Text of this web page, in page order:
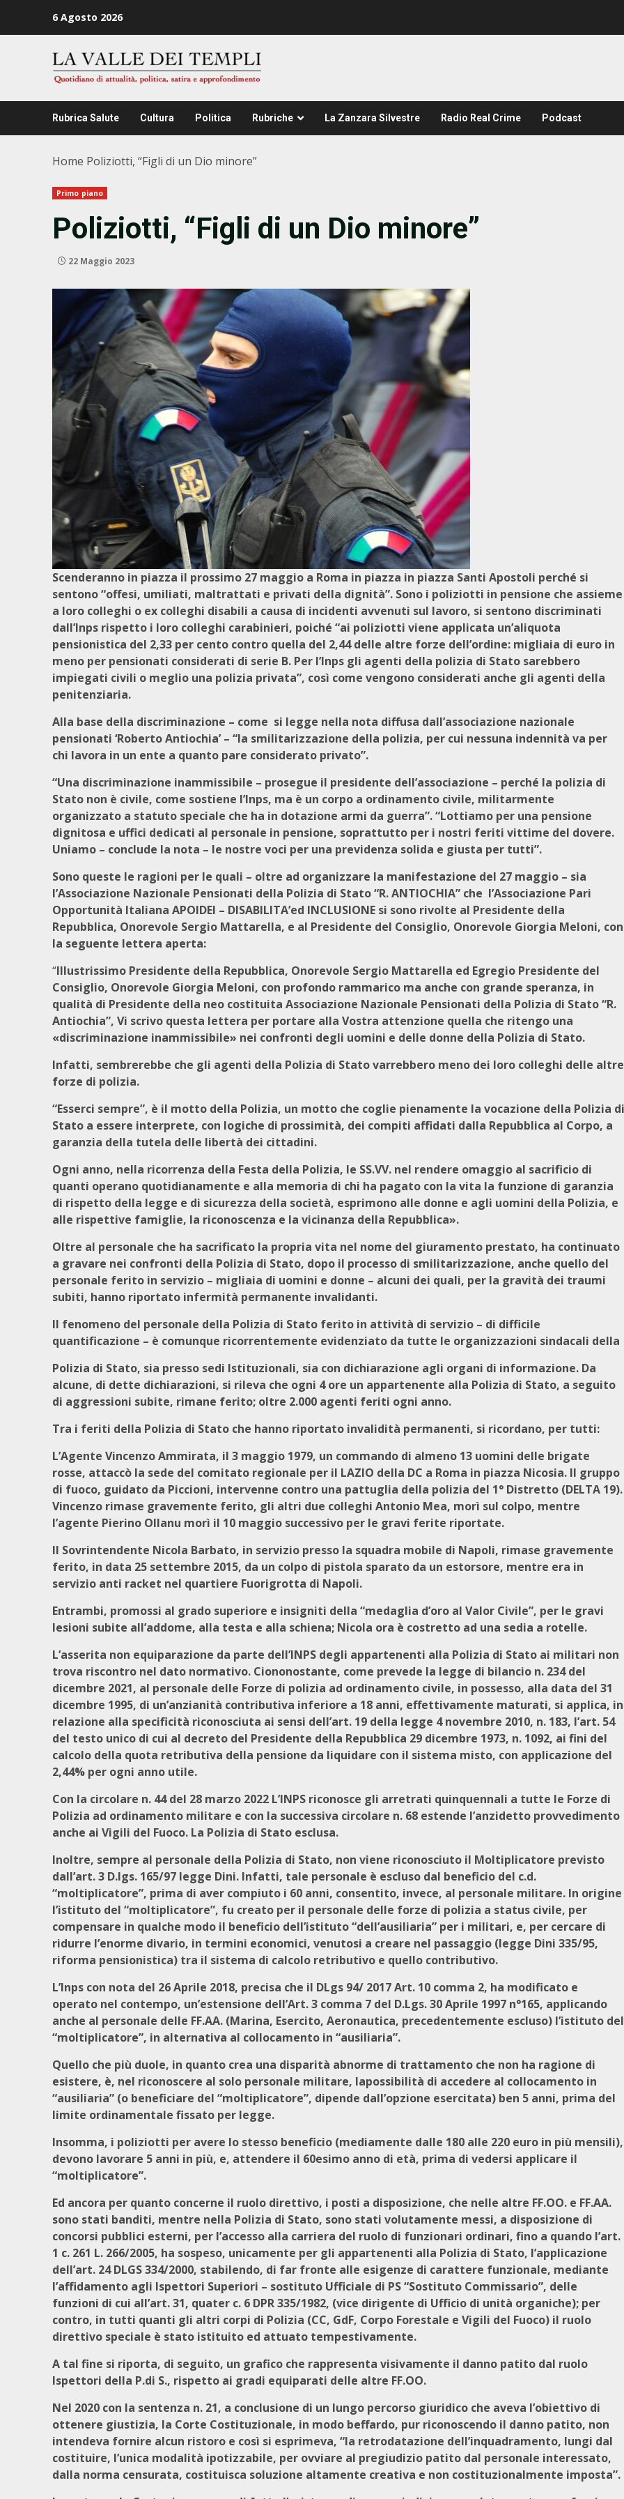
6 Agosto 2026
Rubrica Salute Cultura Politica Rubriche La Zanzara Silvestre Radio Real Crime Podcast
Home Poliziotti, “Figli di un Dio minore”
Primo piano
Poliziotti, “Figli di un Dio minore”
22 Maggio 2023
Scenderanno in piazza il prossimo 27 maggio a Roma in piazza in piazza Santi Apostoli perché si
sentono “offesi, umiliati, maltrattati e privati della dignità”. Sono i poliziotti in pensione che assieme
a loro colleghi o ex colleghi disabili a causa di incidenti avvenuti sul lavoro, si sentono discriminati
dall’Inps rispetto i loro colleghi carabinieri, poiché “ai poliziotti viene applicata un’aliquota
pensionistica del 2,33 per cento contro quella del 2,44 delle altre forze dell’ordine: migliaia di euro in
meno per pensionati considerati di serie B. Per l’Inps gli agenti della polizia di Stato sarebbero
impiegati civili o meglio una polizia privata”, così come vengono considerati anche gli agenti della
penitenziaria.
Alla base della discriminazione – come si legge nella nota diffusa dall’associazione nazionale
pensionati ‘Roberto Antiochia’ – “la smilitarizzazione della polizia, per cui nessuna indennità va per
chi lavora in un ente a quanto pare considerato privato”.
“Una discriminazione inammissibile – prosegue il presidente dell’associazione – perché la polizia di
Stato non è civile, come sostiene l’Inps, ma è un corpo a ordinamento civile, militarmente
organizzato a statuto speciale che ha in dotazione armi da guerra”. “Lottiamo per una pensione
dignitosa e uffici dedicati al personale in pensione, soprattutto per i nostri feriti vittime del dovere.
Uniamo – conclude la nota – le nostre voci per una previdenza solida e giusta per tutti”.
Sono queste le ragioni per le quali – oltre ad organizzare la manifestazione del 27 maggio – sia
l’Associazione Nazionale Pensionati della Polizia di Stato “R. ANTIOCHIA” che l’Associazione Pari
Opportunità Italiana APOIDEI – DISABILITA’ed INCLUSIONE si sono rivolte al Presidente della
Repubblica, Onorevole Sergio Mattarella, e al Presidente del Consiglio, Onorevole Giorgia Meloni, con
la seguente lettera aperta:
“Illustrissimo Presidente della Repubblica, Onorevole Sergio Mattarella ed Egregio Presidente del
Consiglio, Onorevole Giorgia Meloni, con profondo rammarico ma anche con grande speranza, in
qualità di Presidente della neo costituita Associazione Nazionale Pensionati della Polizia di Stato “R.
Antiochia”, Vi scrivo questa lettera per portare alla Vostra attenzione quella che ritengo una
«discriminazione inammissibile» nei confronti degli uomini e delle donne della Polizia di Stato.
Infatti, sembrerebbe che gli agenti della Polizia di Stato varrebbero meno dei loro colleghi delle altre
forze di polizia.
“Esserci sempre”, è il motto della Polizia, un motto che coglie pienamente la vocazione della Polizia di
Stato a essere interprete, con logiche di prossimità, dei compiti affidati dalla Repubblica al Corpo, a
garanzia della tutela delle libertà dei cittadini.
Ogni anno, nella ricorrenza della Festa della Polizia, le SS.VV. nel rendere omaggio al sacrificio di
quanti operano quotidianamente e alla memoria di chi ha pagato con la vita la funzione di garanzia
di rispetto della legge e di sicurezza della società, esprimono alle donne e agli uomini della Polizia, e
alle rispettive famiglie, la riconoscenza e la vicinanza della Repubblica».
Oltre al personale che ha sacrificato la propria vita nel nome del giuramento prestato, ha continuato
a gravare nei confronti della Polizia di Stato, dopo il processo di smilitarizzazione, anche quello del
personale ferito in servizio – migliaia di uomini e donne – alcuni dei quali, per la gravità dei traumi
subiti, hanno riportato infermità permanente invalidanti.
Il fenomeno del personale della Polizia di Stato ferito in attività di servizio – di difficile
quantificazione – è comunque ricorrentemente evidenziato da tutte le organizzazioni sindacali della
Polizia di Stato, sia presso sedi Istituzionali, sia con dichiarazione agli organi di informazione. Da
alcune, di dette dichiarazioni, si rileva che ogni 4 ore un appartenente alla Polizia di Stato, a seguito
di aggressioni subite, rimane ferito; oltre 2.000 agenti feriti ogni anno.
Tra i feriti della Polizia di Stato che hanno riportato invalidità permanenti, si ricordano, per tutti:
L’Agente Vincenzo Ammirata, il 3 maggio 1979, un commando di almeno 13 uomini delle brigate
rosse, attaccò la sede del comitato regionale per il LAZIO della DC a Roma in piazza Nicosia. Il gruppo
di fuoco, guidato da Piccioni, intervenne contro una pattuglia della polizia del 1° Distretto (DELTA 19).
Vincenzo rimase gravemente ferito, gli altri due colleghi Antonio Mea, morì sul colpo, mentre
l’agente Pierino Ollanu morì il 10 maggio successivo per le gravi ferite riportate.
Il Sovrintendente Nicola Barbato, in servizio presso la squadra mobile di Napoli, rimase gravemente
ferito, in data 25 settembre 2015, da un colpo di pistola sparato da un estorsore, mentre era in
servizio anti racket nel quartiere Fuorigrotta di Napoli.
Entrambi, promossi al grado superiore e insigniti della “medaglia d’oro al Valor Civile”, per le gravi
lesioni subite all’addome, alla testa e alla schiena; Nicola ora è costretto ad una sedia a rotelle.
L’asserita non equiparazione da parte dell’INPS degli appartenenti alla Polizia di Stato ai militari non
trova riscontro nel dato normativo. Ciononostante, come prevede la legge di bilancio n. 234 del
dicembre 2021, al personale delle Forze di polizia ad ordinamento civile, in possesso, alla data del 31
dicembre 1995, di un’anzianità contributiva inferiore a 18 anni, effettivamente maturati, si applica, in
relazione alla specificità riconosciuta ai sensi dell’art. 19 della legge 4 novembre 2010, n. 183, l’art. 54
del testo unico di cui al decreto del Presidente della Repubblica 29 dicembre 1973, n. 1092, ai fini del
calcolo della quota retributiva della pensione da liquidare con il sistema misto, con applicazione del
2,44% per ogni anno utile.
Con la circolare n. 44 del 28 marzo 2022 L’INPS riconosce gli arretrati quinquennali a tutte le Forze di
Polizia ad ordinamento militare e con la successiva circolare n. 68 estende l’anzidetto provvedimento
anche ai Vigili del Fuoco. La Polizia di Stato esclusa.
Inoltre, sempre al personale della Polizia di Stato, non viene riconosciuto il Moltiplicatore previsto
dall’art. 3 D.lgs. 165/97 legge Dini. Infatti, tale personale è escluso dal beneficio del c.d.
“moltiplicatore”, prima di aver compiuto i 60 anni, consentito, invece, al personale militare. In origine
l’istituto del “moltiplicatore”, fu creato per il personale delle forze di polizia a status civile, per
compensare in qualche modo il beneficio dell’istituto “dell’ausiliaria” per i militari, e, per cercare di
ridurre l’enorme divario, in termini economici, venutosi a creare nel passaggio (legge Dini 335/95,
riforma pensionistica) tra il sistema di calcolo retributivo e quello contributivo.
L’Inps con nota del 26 Aprile 2018, precisa che il DLgs 94/ 2017 Art. 10 comma 2, ha modificato e
operato nel contempo, un’estensione dell’Art. 3 comma 7 del D.Lgs. 30 Aprile 1997 n°165, applicando
anche al personale delle FF.AA. (Marina, Esercito, Aeronautica, precedentemente escluso) l’istituto del
“moltiplicatore”, in alternativa al collocamento in “ausiliaria”.
Quello che più duole, in quanto crea una disparità abnorme di trattamento che non ha ragione di
esistere, è, nel riconoscere al solo personale militare, lapossibilità di accedere al collocamento in
“ausiliaria” (o beneficiare del “moltiplicatore”, dipende dall’opzione esercitata) ben 5 anni, prima del
limite ordinamentale fissato per legge.
Insomma, i poliziotti per avere lo stesso beneficio (mediamente dalle 180 alle 220 euro in più mensili),
devono lavorare 5 anni in più, e, attendere il 60esimo anno di età, prima di vedersi applicare il
“moltiplicatore”.
Ed ancora per quanto concerne il ruolo direttivo, i posti a disposizione, che nelle altre FF.OO. e FF.AA.
sono stati banditi, mentre nella Polizia di Stato, sono stati volutamente messi, a disposizione di
concorsi pubblici esterni, per l’accesso alla carriera del ruolo di funzionari ordinari, fino a quando l’art.
1 c. 261 L. 266/2005, ha sospeso, unicamente per gli appartenenti alla Polizia di Stato, l’applicazione
dell’art. 24 DLGS 334/2000, stabilendo, di far fronte alle esigenze di carattere funzionale, mediante
l’affidamento agli Ispettori Superiori – sostituto Ufficiale di PS “Sostituto Commissario”, delle
funzioni di cui all’art. 31, quater c. 6 DPR 335/1982, (vice dirigente di Ufficio di unità organiche); per
contro, in tutti quanti gli altri corpi di Polizia (CC, GdF, Corpo Forestale e Vigili del Fuoco) il ruolo
direttivo speciale è stato istituito ed attuato tempestivamente.
A tal fine si riporta, di seguito, un grafico che rappresenta visivamente il danno patito dal ruolo
Ispettori della P.di S., rispetto ai gradi equiparati delle altre FF.OO.
Nel 2020 con la sentenza n. 21, a conclusione di un lungo percorso giuridico che aveva l’obiettivo di
ottenere giustizia, la Corte Costituzionale, in modo beffardo, pur riconoscendo il danno patito, non
intendeva fornire alcun ristoro e così si esprimeva, “la retrodatazione dell’inquadramento, lungi dal
costituire, l’unica modalità ipotizzabile, per ovviare al pregiudizio patito dal personale interessato,
dalla norma censurata, costituisca soluzione altamente creativa e non costituzionalmente imposta”.